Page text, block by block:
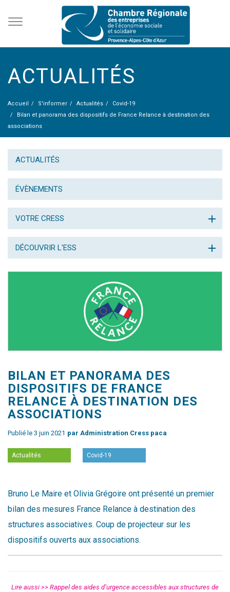
ACTUALITÉS
Accueil S'informer Actualités
Covid-19
Bilan et panorama des dispositifs de France Relance à destination des
associations
ACTUALITÉS
ÉVÈNEMENTS
VOTRE CRESS
DÉCOUVRIR L'ESS
BILAN ET PANORAMA DES
DISPOSITIFS DE FRANCE
RELANCE À DESTINATION DES
ASSOCIATIONS
Publié le 3 juin 2021 par Administration Cress paca
Actualités Covid-19
Bruno Le Maire et Olivia Grégoire ont présenté un premier
bilan des mesures France Relance à destination des
structures associatives. Coup de projecteur sur les
dispositifs ouverts aux associations.
Lire aussi >> Rappel des aides d’urgence accessibles aux structures de